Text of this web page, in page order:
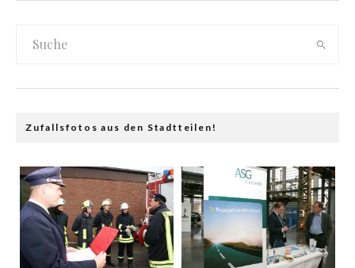
Zufallsfotos aus den Stadtteilen!